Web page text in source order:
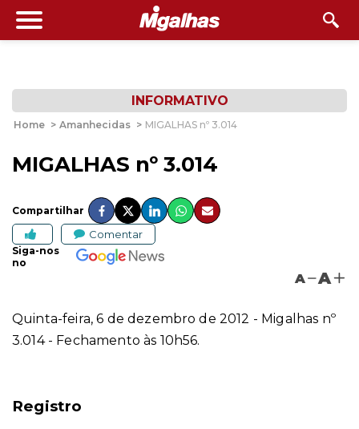
INFORMATIVO
Home > Amanhecidas > MIGALHAS nº 3.014
MIGALHAS nº 3.014
Compartilhar
Comentar
Siga-nos
no
A A
Quinta-feira, 6 de dezembro de 2012 - Migalhas nº
3.014 - Fechamento às 10h56.
Registro